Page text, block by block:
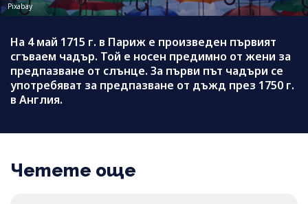
Pixabay
На 4 май 1715 г. в Париж е произведен първият
сгъваем чадър. Той е носен предимно от жени за
предпазване от слънце. За първи път чадъри се
употребяват за предпазване от дъжд през 1750 г.
в Англия.
Четете още